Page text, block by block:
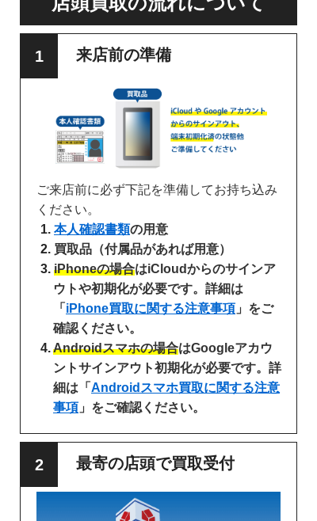
来店前の準備
ご来店前に必ず下記を準備してお持ち込み
ください。
本人確認書類の用意
買取品（付属品があれば用意）
iPhoneの場合はiCloudからのサインア
ウトや初期化が必要です。詳細は
「 iPhone買取に関する注意事項 」をご
確認ください。
Androidスマホの場合はGoogleアカウ
ントサインアウト初期化が必要です。詳
細は「 Androidスマホ買取に関する注意
事項 」をご確認ください。
最寄の店頭で買取受付